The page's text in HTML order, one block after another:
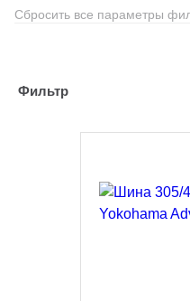
Сбросить все параметры
Фильтр